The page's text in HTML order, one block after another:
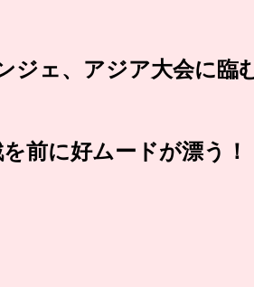
ジェ、アジア大会に臨
前に好ムードが漂う！